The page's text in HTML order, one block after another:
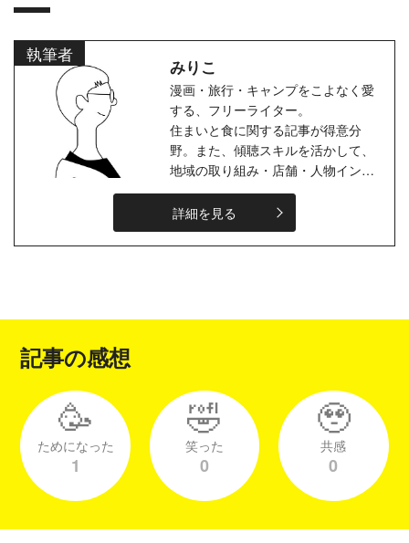
執筆者
みりこ
漫画・旅行・キャンプをこよなく愛
する、フリーライター。
住まいと食に関する記事が得意分
野。また、傾聴スキルを活かして、
地域の取り組み・店舗・人物インタ
ビュー記事にも力を入れて取り組ん
でいる。「読んで有益だったな〜」
「ほっこりし...
詳細を見る
記事の感想
🥳
ためになった
1
🤣
笑った
0
🥹
共感
0